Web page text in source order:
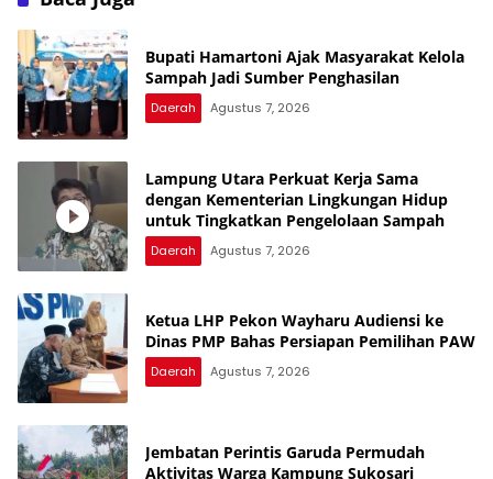
Bupati Hamartoni Ajak Masyarakat Kelola
Sampah Jadi Sumber Penghasilan
Daerah Agustus 7, 2026
Lampung Utara Perkuat Kerja Sama
dengan Kementerian Lingkungan Hidup
untuk Tingkatkan Pengelolaan Sampah
Daerah Agustus 7, 2026
Ketua LHP Pekon Wayharu Audiensi ke
Dinas PMP Bahas Persiapan Pemilihan PAW
Daerah Agustus 7, 2026
Jembatan Perintis Garuda Permudah
Aktivitas Warga Kampung Sukosari